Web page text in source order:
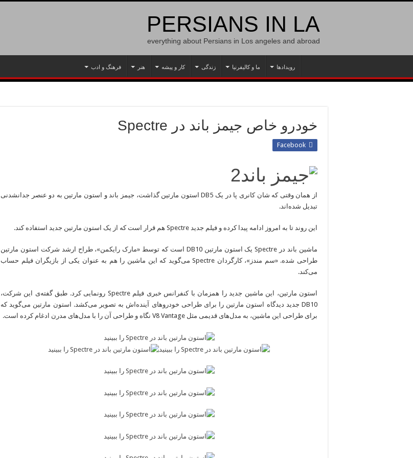
PERSIANS IN LA
everything about Persians in Los angeles and abroad
رویدادها ما و کالیفرنیا زندگی کار و پیشه هنر فرهنگ و ادب
خودرو خاص جیمز باند در Spectre
Facebook
از همان وقتی که شان کانری پا در یک DB5 استون مارتین گذاشت، جیمز باند و استون مارتین به دو عنصر جدانشدنی
تبدیل شده‌اند.
این روند تا به امروز ادامه پیدا کرده و فیلم جدید Spectre هم قرار است که از یک استون مارتین جدید استفاده کند.
ماشین باند در Spectre یک استون مارتین DB10 است که توسط «مارک رایکمن»، طراح ارشد شرکت استون مارتین
طراحی شده. «سم مندز»، کارگردان Spectre می‌گوید که این ماشین را هم به عنوان یکی از بازیگران فیلم حساب
می‌کند.
استون مارتین، این ماشین جدید را همزمان با کنفرانس خبری فیلم Spectre رونمایی کرد. طبق گفته‌ی این شرکت،
DB10 جدید دیدگاه استون مارتین را برای طراحی خودروهای آینده‌اش به تصویر می‌کشد. استون مارتین می‌گوید که
برای طراحی این ماشین، به مدل‌های قدیمی مثل V8 Vantage نگاه و طراحی آن را با مدل‌های مدرن ادغام کرده است.